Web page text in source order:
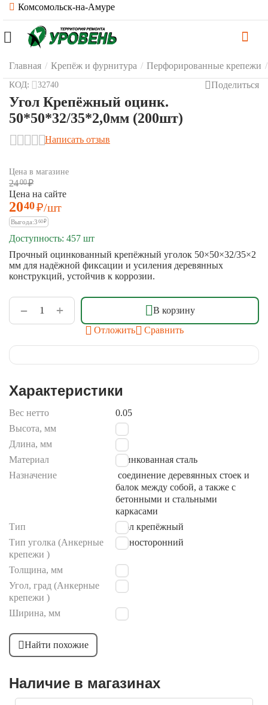
Комсомольск-на-Амуре
Главная / Крепёж и фурнитура / Перфорированные крепежи /
КОД: 32740 Поделиться
Угол Крепёжный оцинк.
50*50*32/35*2,0мм (200шт)
Написать отзыв
Цена в магазине
2400₽
Цена на сайте
2040 ₽/шт
Выгода:3 60₽
Доступность: 457 шт
Прочный оцинкованный крепёжный уголок 50×50×32/35×2
мм для надёжной фиксации и усиления деревянных
конструкций, устойчив к коррозии.
+
−
В корзину
Отложить
Сравнить
Характеристики
Вес нетто
0.05
Высота, мм
50
Длина, мм
50
Материал
оцинкованная сталь
Назначение
соединение деревянных стоек и
балок между собой, а также с
бетонными и стальными
каркасами
Тип
угол крепёжный
Тип уголка (Анкерные
крепежи )
равносторонний
Толщина, мм
2
Угол, град (Анкерные
крепежи )
90
Ширина, мм 35
Найти похожие
Наличие в магазинах